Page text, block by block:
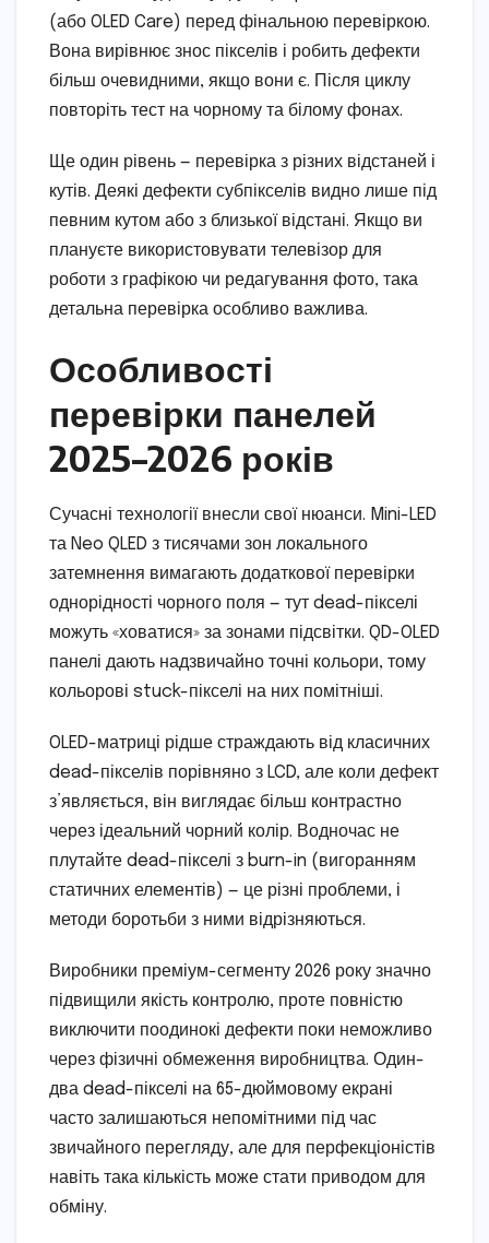
(або OLED Care) перед фінальною перевіркою.
Вона вирівнює знос пікселів і робить дефекти
більш очевидними, якщо вони є. Після циклу
повторіть тест на чорному та білому фонах.
Ще один рівень — перевірка з різних відстаней і
кутів. Деякі дефекти субпікселів видно лише під
певним кутом або з близької відстані. Якщо ви
плануєте використовувати телевізор для
роботи з графікою чи редагування фото, така
детальна перевірка особливо важлива.
Особливості
перевірки панелей
2025–2026 років
Сучасні технології внесли свої нюанси. Mini-LED
та Neo QLED з тисячами зон локального
затемнення вимагають додаткової перевірки
однорідності чорного поля — тут dead-пікселі
можуть «ховатися» за зонами підсвітки. QD-OLED
панелі дають надзвичайно точні кольори, тому
кольорові stuck-пікселі на них помітніші.
OLED-матриці рідше страждають від класичних
dead-пікселів порівняно з LCD, але коли дефект
з’являється, він виглядає більш контрастно
через ідеальний чорний колір. Водночас не
плутайте dead-пікселі з burn-in (вигоранням
статичних елементів) — це різні проблеми, і
методи боротьби з ними відрізняються.
Виробники преміум-сегменту 2026 року значно
підвищили якість контролю, проте повністю
виключити поодинокі дефекти поки неможливо
через фізичні обмеження виробництва. Один-
два dead-пікселі на 65-дюймовому екрані
часто залишаються непомітними під час
звичайного перегляду, але для перфекціоністів
навіть така кількість може стати приводом для
обміну.